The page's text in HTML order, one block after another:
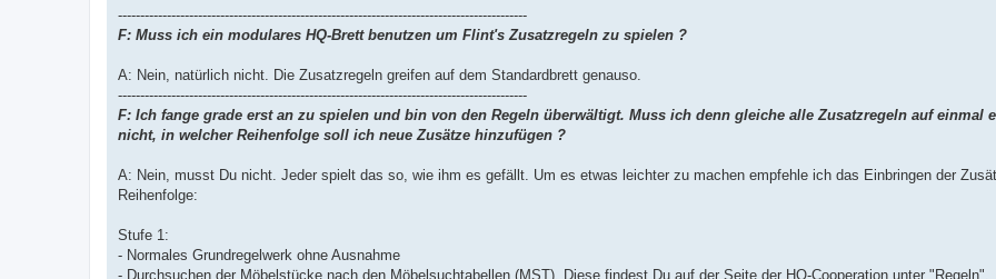
--------------------------------------------------------------------------------------------
F: Muss ich ein modulares HQ-Brett benutzen um Flint's Zusatzregeln zu spielen ?
A: Nein, natürlich nicht. Die Zusatzregeln greifen auf dem Standardbrett genauso.
--------------------------------------------------------------------------------------------
F: Ich fange grade erst an zu spielen und bin von den Regeln überwältigt. Muss ich denn gleiche alle Zusatzregeln auf einmal
nicht, in welcher Reihenfolge soll ich neue Zusätze hinzufügen ?
A: Nein, musst Du nicht. Jeder spielt das so, wie ihm es gefällt. Um es etwas leichter zu machen empfehle ich das Einbringen der
Reihenfolge:
Stufe 1:
- Normales Grundregelwerk ohne Ausnahme
- Durchsuchen der Möbelstücke nach den Möbelsuchtabellen (MST). Diese findest Du auf der Seite der HQ-Cooperation unter "Regeln".